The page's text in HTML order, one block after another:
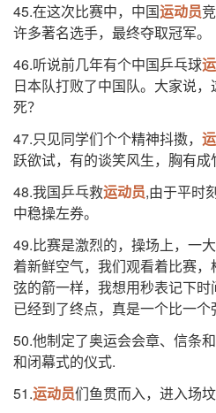
45.在这次比赛中，中国运动员
许多著名选手，最终夺取冠军。
46.听说前几年有个中国乒乓球
日本队打败了中国队。大家说
死？
47.只见同学们个个精神抖擞，
跃欲试，有的谈笑风生，胸有
48.我国乒乓救运动员,由于平时
中稳操左券。
49.比赛是激烈的，操场上，一
着新鲜空气，我们观看着比赛，
弦的箭一样，我想用秒表记下
已经到了终点，真是一个比一个
50.他制定了奥运会会章、信条和
和闭幕式的仪式.
51.运动员们鱼贯而入，进入场坟